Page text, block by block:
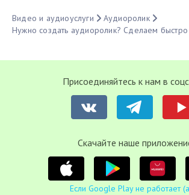
Видео и аудиоуслуги
Аудиоролик
Нужно создать аудиоролик? Сделаем быстро
Присоединяйтесь к нам в
Cкачайте наше
Если Google Play не работает